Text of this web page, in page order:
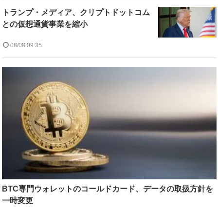
トランプ・メディア、クリプトドットコム
との仮想通貨事業を縮小
08/08 09:35
BTC専門ウォレットのコールドカード、データの取扱方針を
一時変更